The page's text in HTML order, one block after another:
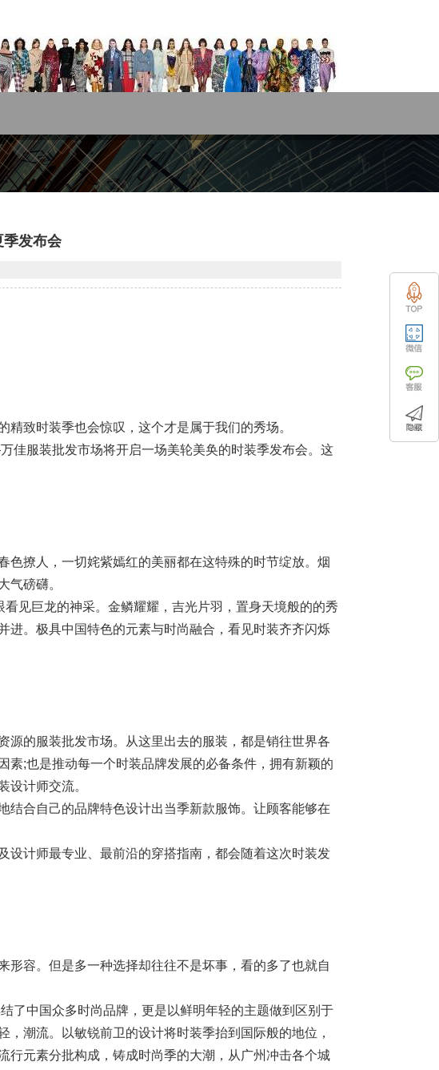
发布会
致时装季也会惊叹，这个才是属于我们的秀场。
服装批发市场将开启一场美轮美奂的时装季发布会。这
色撩人，一切姹紫嫣红的美丽都在这特殊的时节绽放。烟
气磅礴。
看见巨龙的神采。金鳞耀耀，吉光片羽，置身天境般的的秀
进。极具中国特色的元素与时尚融合，看见时装齐齐闪烁
源的服装批发市场。从这里出去的服装，都是销往世界各
素;也是推动每一个时装品牌发展的必备条件，拥有新颖的
设计师交流。
结合自己的品牌特色设计出当季新款服饰。让顾客能够在
设计师最专业、最前沿的穿搭指南，都会随着这次时装发
形容。但是多一种选择却往往不是坏事，看的多了也就自
中国众多时尚品牌，更是以鲜明年轻的主题做到区别于
潮流。以敏锐前卫的设计将时装季抬到国际般的地位，
行元素分批构成，铸成时尚季的大潮，从广州冲击各个城